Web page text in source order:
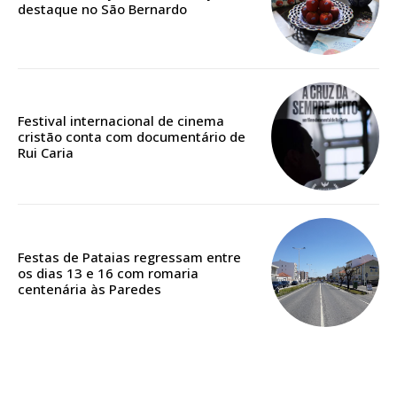
Edição em papel entregue à Quinta-feira em sua
Acesso aos conteúdos Exclusivos para
assinantes
destaque no São Bernardo
Festival internacional de cinema
cristão conta com documentário de
Rui Caria
Festas de Pataias regressam entre
os dias 13 e 16 com romaria
centenária às Paredes